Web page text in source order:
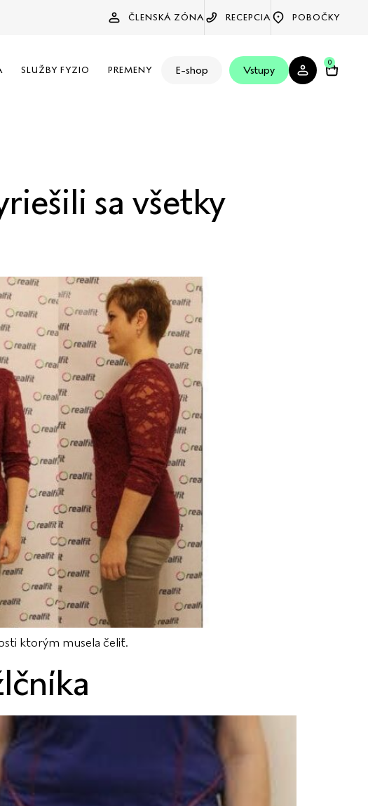
ČLENSKÁ ZÓNA RECEPCIA POBOČKY
SLUŽBY FYZIO PREMENY E-shop Vstupy
0
sa všetky
ktorým musela čeliť.